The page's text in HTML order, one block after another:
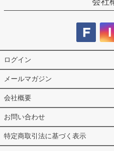
ログイン
メールマガジン
会社概要
お問い合わせ
特定商取引法に基づく表示